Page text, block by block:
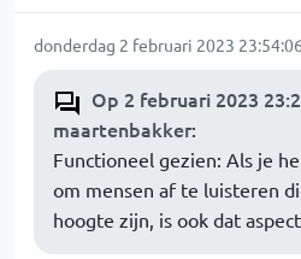
donderdag 2 februari 2023 23:54:06
Op 2 februari 2023
maartenbakker:
Functioneel gezien: Als je
om mensen af te luisteren
hoogte zijn, is ook dat